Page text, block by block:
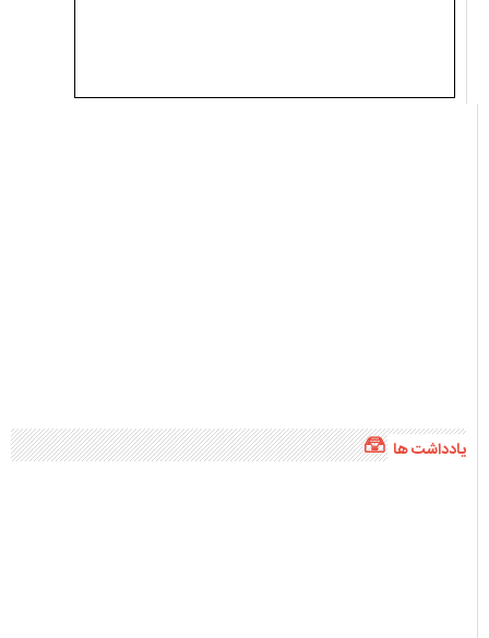
یادداشت ها